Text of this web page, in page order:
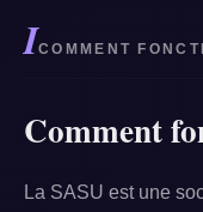
ICOMMENT
Comment
La SASU est une